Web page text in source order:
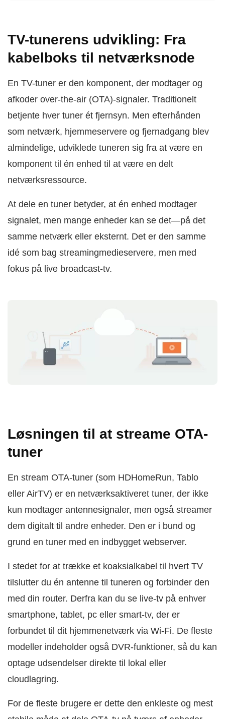
TV-tunerens udvikling: Fra
kabelboks til netværksnode
En TV-tuner er den komponent, der modtager og
afkoder over-the-air (OTA)-signaler. Traditionelt
betjente hver tuner ét fjernsyn. Men efterhånden
som netværk, hjemmeservere og fjernadgang blev
almindelige, udviklede tuneren sig fra at være en
komponent til én enhed til at være en delt
netværksressource.
At dele en tuner betyder, at én enhed modtager
signalet, men mange enheder kan se det—på det
samme netværk eller eksternt. Det er den samme
idé som bag streamingmedieservere, men med
fokus på live broadcast-tv.
Løsningen til at streame OTA-
tuner
En stream OTA-tuner (som HDHomeRun, Tablo
eller AirTV) er en netværksaktiveret tuner, der ikke
kun modtager antennesignaler, men også streamer
dem digitalt til andre enheder. Den er i bund og
grund en tuner med en indbygget webserver.
I stedet for at trække et koaksialkabel til hvert TV
tilslutter du én antenne til tuneren og forbinder den
med din router. Derfra kan du se live-tv på enhver
smartphone, tablet, pc eller smart-tv, der er
forbundet til dit hjemmenetværk via Wi‑Fi. De fleste
modeller indeholder også DVR-funktioner, så du kan
optage udsendelser direkte til lokal eller
cloudlagring.
For de fleste brugere er dette den enkleste og mest